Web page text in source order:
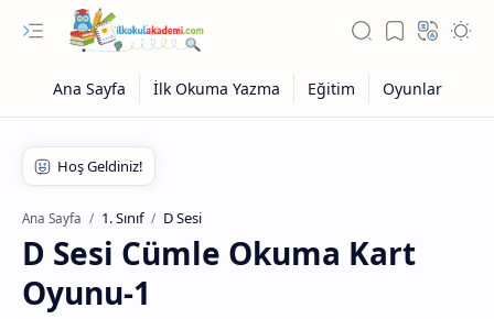
Ana Sayfa 1. Sınıf D Sesi
D Sesi Cümle Okuma Kart
Oyunu-1